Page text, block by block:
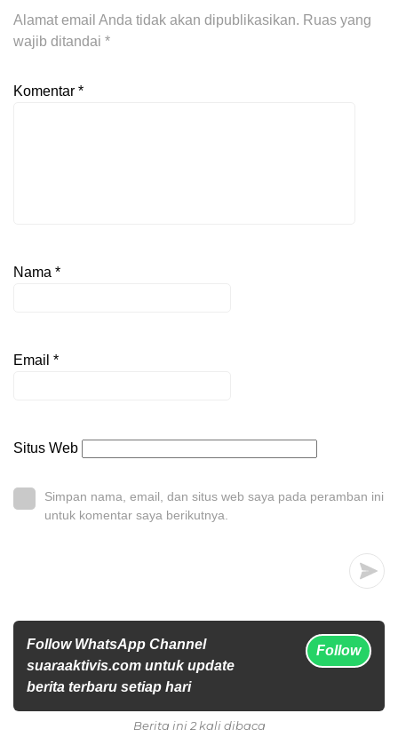
Alamat email Anda tidak akan dipublikasikan. Ruas yang
wajib ditandai *
Komentar *
Nama *
Email *
Situs Web
Simpan nama, email, dan situs web saya pada peramban ini
untuk komentar saya berikutnya.
Follow WhatsApp Channel
suaraaktivis.com untuk update
berita terbaru setiap hari
Follow
Berita ini 2 kali dibaca